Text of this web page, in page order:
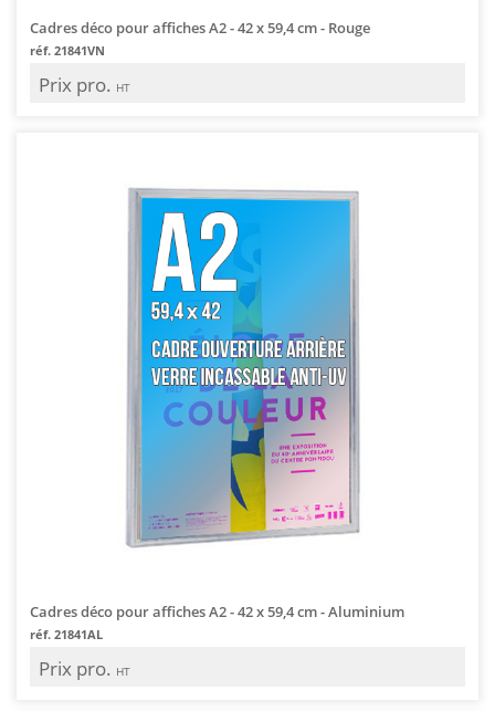
Cadres déco pour affiches A2 - 42 x 59,4 cm - Rouge
réf. 21841VN
Prix pro. HT
Cadres déco pour affiches A2 - 42 x 59,4 cm - Aluminium
réf. 21841AL
Prix pro. HT